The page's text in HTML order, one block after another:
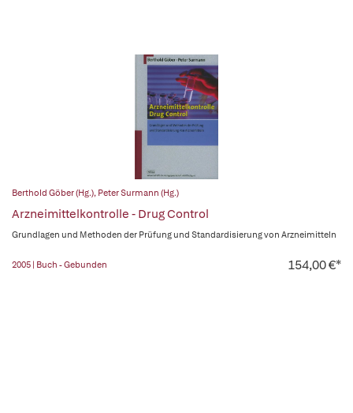
Berthold Göber (Hg.), Peter Surmann (Hg.)
Arzneimittelkontrolle - Drug Control
Grundlagen und Methoden der Prüfung und Standardisierung von Arzneimitteln
2005 | Buch - Gebunden 154,00 €*